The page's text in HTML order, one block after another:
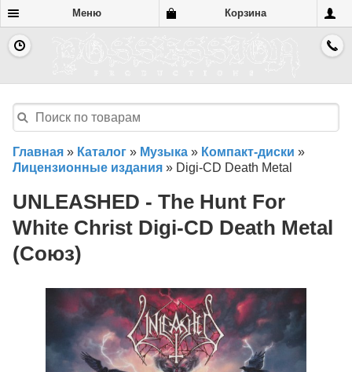
Меню Корзина
Главная » Каталог » Музыка » Компакт-диски »
Лицензионные издания » Digi-CD Death Metal
UNLEASHED - The Hunt For
White Christ Digi-CD Death Metal
(Союз)